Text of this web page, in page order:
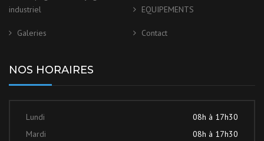
industriel
EQUIPEMENTS
Galeries Contact
NOS HORAIRES
Lundi
08h à 17h30
Mardi
08h à 17h30